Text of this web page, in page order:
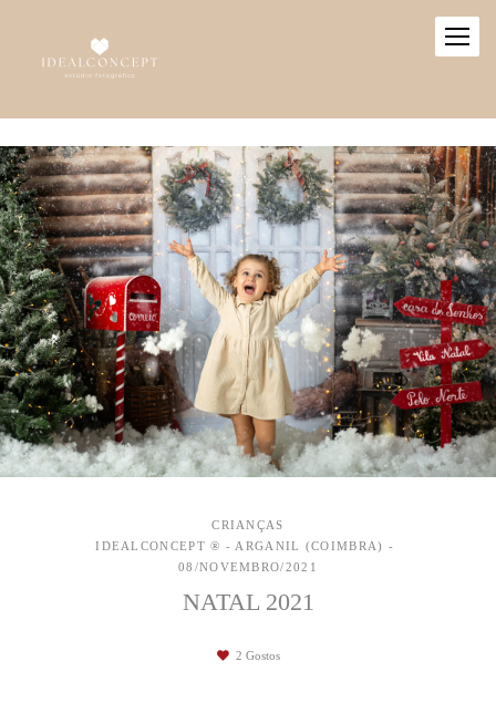
CRIANÇAS
IDEALCONCEPT ® - ARGANIL (COIMBRA)
08/NOVEMBRO/2021
NATAL 2021
2 Gostos